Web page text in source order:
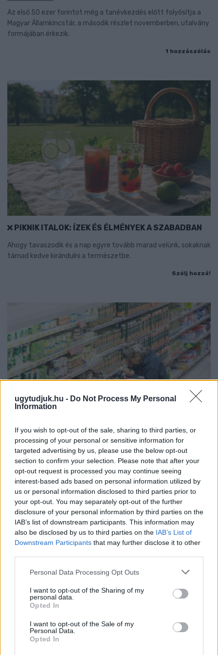
ugytudjuk.hu - Do Not Process My Personal
Information
If you wish to opt-out of the sale, sharing to third parties, or
processing of your personal or sensitive information for
targeted advertising by us, please use the below opt-out
section to confirm your selection. Please note that after your
opt-out request is processed you may continue seeing
interest-based ads based on personal information utilized by
us or personal information disclosed to third parties prior to
your opt-out. You may separately opt-out of the further
disclosure of your personal information by third parties on the
IAB’s list of downstream participants. This information may
also be disclosed by us to third parties on the IAB’s List of
Downstream Participants that may further disclose it to other
Please note that this website/app uses one or more Google
not limited to your visit or usage behaviour. You may click to
grant or deny consent to Google and its third-party tags to
use your data for below specified purposes in below Google
consent section.
Personal Data Processing Opt Outs
I want to opt-out of the Sharing of my
personal data.
Opted In
I want to opt-out of the Sale of my
Personal Data.
Opted In
Az első 50 ezer forintot még a tanévkezdés előtt folyósítja a
Magyar Államkincstár, a második részlet novemberben, utalvány
formájában érkezik.
1 hozzászólás
PIKNIK ITALOK: ÍZEK ÉS ÉLMÉNYEK A SZABADBAN
Ahogy tavaszodik és a nap egyre tovább marad velünk, sokaknak
támad kedve kirándulni a természetbe.
Szólj hozzá!
ÖRÖMHÍR: TÍZ ÉVE NEM VOLT ILYEN ALACSONY AZ
INFLÁCIÓ MAGYARORSZÁGON
Júliusban mindössze 1,2 százalékkal emelkedtek éves
összevetésben a fogyasztói árak, miközben az élelmiszerek ára
már csökkent.
Szólj hozzá!